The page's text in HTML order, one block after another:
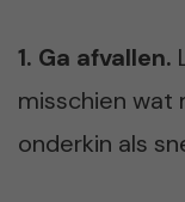
1. Ga afvallen.
misschien wat
onderkin als